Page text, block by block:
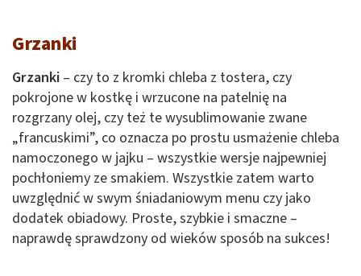
Grzanki
Grzanki – czy to z kromki chleba z tostera, czy
pokrojone w kostkę i wrzucone na patelnię na
rozgrzany olej, czy też te wysublimowanie zwane
„francuskimi”, co oznacza po prostu usmażenie chleba
namoczonego w jajku – wszystkie wersje najpewniej
pochłoniemy ze smakiem. Wszystkie zatem warto
uwzględnić w swym śniadaniowym menu czy jako
dodatek obiadowy. Proste, szybkie i smaczne –
naprawdę sprawdzony od wieków sposób na sukces!